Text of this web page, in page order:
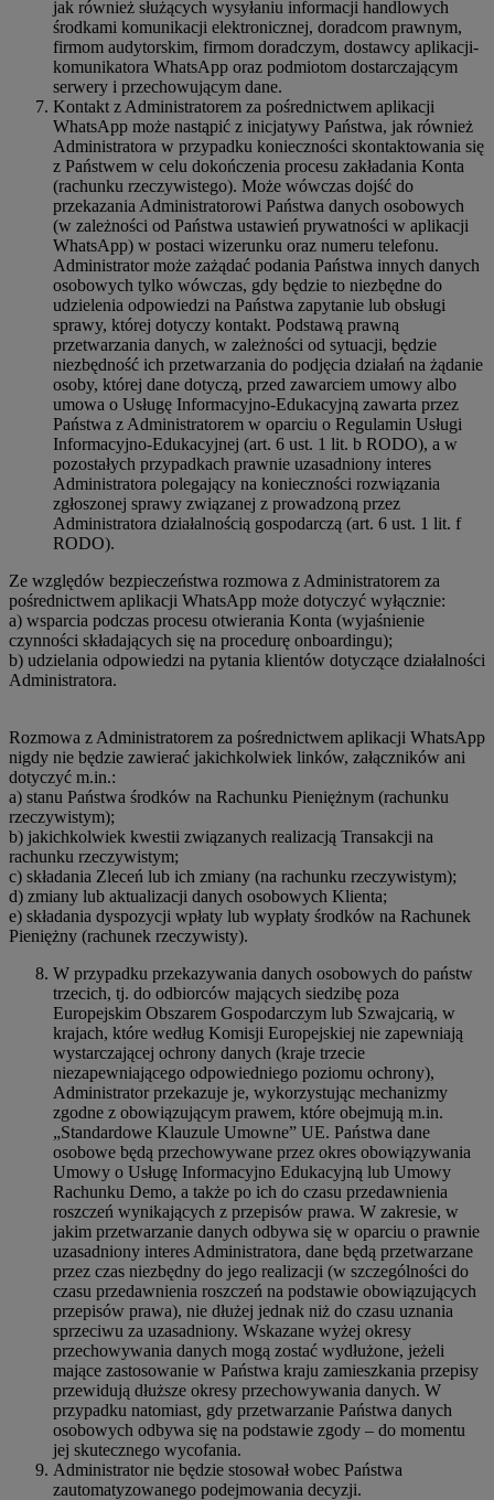
jak również służących wysyłaniu informacji handlowych
środkami komunikacji elektronicznej, doradcom prawnym,
firmom audytorskim, firmom doradczym, dostawcy aplikacji-
komunikatora WhatsApp oraz podmiotom dostarczającym
serwery i przechowującym dane.
Kontakt z Administratorem za pośrednictwem aplikacji
WhatsApp może nastąpić z inicjatywy Państwa, jak również
Administratora w przypadku konieczności skontaktowania się
z Państwem w celu dokończenia procesu zakładania Konta
(rachunku rzeczywistego). Może wówczas dojść do
przekazania Administratorowi Państwa danych osobowych
(w zależności od Państwa ustawień prywatności w aplikacji
WhatsApp) w postaci wizerunku oraz numeru telefonu.
Administrator może zażądać podania Państwa innych danych
osobowych tylko wówczas, gdy będzie to niezbędne do
udzielenia odpowiedzi na Państwa zapytanie lub obsługi
sprawy, której dotyczy kontakt. Podstawą prawną
przetwarzania danych, w zależności od sytuacji, będzie
niezbędność ich przetwarzania do podjęcia działań na żądanie
osoby, której dane dotyczą, przed zawarciem umowy albo
umowa o Usługę Informacyjno-Edukacyjną zawarta przez
Państwa z Administratorem w oparciu o Regulamin Usługi
Informacyjno-Edukacyjnej (art. 6 ust. 1 lit. b RODO), a w
pozostałych przypadkach prawnie uzasadniony interes
Administratora polegający na konieczności rozwiązania
zgłoszonej sprawy związanej z prowadzoną przez
Administratora działalnością gospodarczą (art. 6 ust. 1 lit. f
RODO).
Ze względów bezpieczeństwa rozmowa z Administratorem za
pośrednictwem aplikacji WhatsApp może dotyczyć wyłącznie:
a) wsparcia podczas procesu otwierania Konta (wyjaśnienie
czynności składających się na procedurę onboardingu);
b) udzielania odpowiedzi na pytania klientów dotyczące działalności
Administratora.
Rozmowa z Administratorem za pośrednictwem aplikacji WhatsApp
nigdy nie będzie zawierać jakichkolwiek linków, załączników ani
dotyczyć m.in.:
a) stanu Państwa środków na Rachunku Pieniężnym (rachunku
rzeczywistym);
b) jakichkolwiek kwestii związanych realizacją Transakcji na
rachunku rzeczywistym;
c) składania Zleceń lub ich zmiany (na rachunku rzeczywistym);
d) zmiany lub aktualizacji danych osobowych Klienta;
e) składania dyspozycji wpłaty lub wypłaty środków na Rachunek
Pieniężny (rachunek rzeczywisty).
W przypadku przekazywania danych osobowych do państw
trzecich, tj. do odbiorców mających siedzibę poza
Europejskim Obszarem Gospodarczym lub Szwajcarią, w
krajach, które według Komisji Europejskiej nie zapewniają
wystarczającej ochrony danych (kraje trzecie
niezapewniającego odpowiedniego poziomu ochrony),
Administrator przekazuje je, wykorzystując mechanizmy
zgodne z obowiązującym prawem, które obejmują m.in.
„Standardowe Klauzule Umowne” UE. Państwa dane
osobowe będą przechowywane przez okres obowiązywania
Umowy o Usługę Informacyjno Edukacyjną lub Umowy
Rachunku Demo, a także po ich do czasu przedawnienia
roszczeń wynikających z przepisów prawa. W zakresie, w
jakim przetwarzanie danych odbywa się w oparciu o prawnie
uzasadniony interes Administratora, dane będą przetwarzane
przez czas niezbędny do jego realizacji (w szczególności do
czasu przedawnienia roszczeń na podstawie obowiązujących
przepisów prawa), nie dłużej jednak niż do czasu uznania
sprzeciwu za uzasadniony. Wskazane wyżej okresy
przechowywania danych mogą zostać wydłużone, jeżeli
mające zastosowanie w Państwa kraju zamieszkania przepisy
przewidują dłuższe okresy przechowywania danych. W
przypadku natomiast, gdy przetwarzanie Państwa danych
osobowych odbywa się na podstawie zgody – do momentu
jej skutecznego wycofania.
Administrator nie będzie stosował wobec Państwa
zautomatyzowanego podejmowania decyzji.